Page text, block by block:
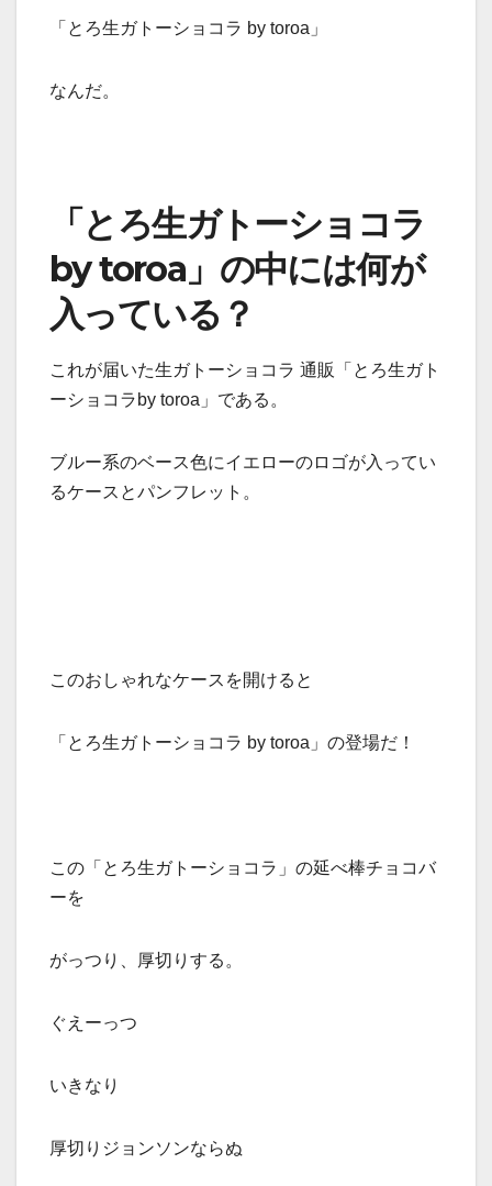
「とろ生ガトーショコラ by toroa」
なんだ。
「とろ生ガトーショコラ
by toroa」の中には何が
入っている？
これが届いた生ガトーショコラ 通販「とろ生ガト
ーショコラby toroa」である。
ブルー系のベース色にイエローのロゴが入ってい
るケースとパンフレット。
このおしゃれなケースを開けると
「とろ生ガトーショコラ by toroa」の登場だ！
この「とろ生ガトーショコラ」の延べ棒チョコバ
ーを
がっつり、厚切りする。
ぐえーっつ
いきなり
厚切りジョンソンならぬ